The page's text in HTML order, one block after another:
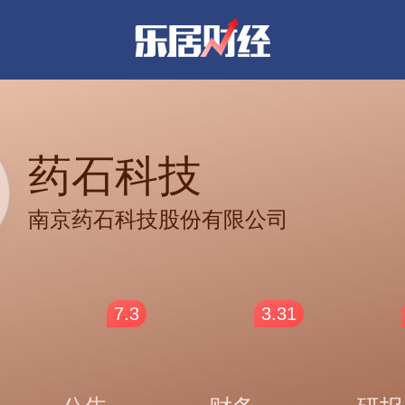
药石科技
南京药石科技股份有限公司
7.3 3.31